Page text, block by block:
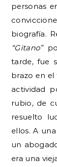
personas
biografía.
“Gitano”
tarde, fue
brazo en
actividad
rubio, de
resuelto
ellos. A
un
era una